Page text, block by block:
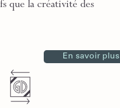
que la créativité des
En savoir plus